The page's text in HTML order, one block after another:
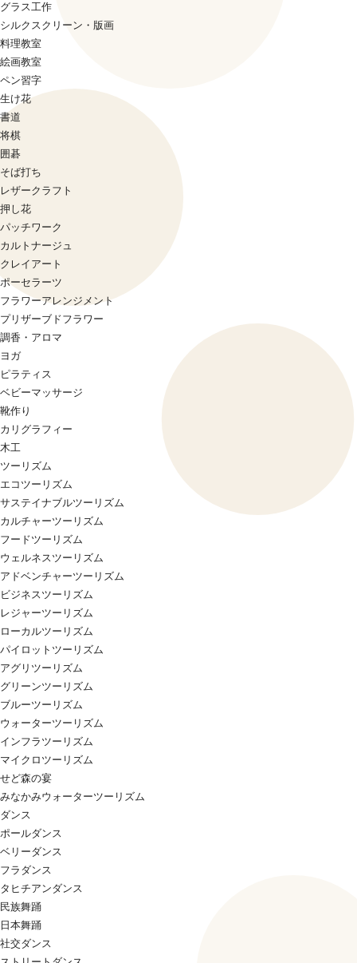
グラス工作
シルクスクリーン・版画
料理教室
絵画教室
ペン習字
生け花
書道
将棋
囲碁
そば打ち
レザークラフト
押し花
パッチワーク
カルトナージュ
クレイアート
ポーセラーツ
フラワーアレンジメント
プリザーブドフラワー
調香・アロマ
ヨガ
ピラティス
ベビーマッサージ
靴作り
カリグラフィー
木工
ツーリズム
エコツーリズム
サステイナブルツーリズム
カルチャーツーリズム
フードツーリズム
ウェルネスツーリズム
アドベンチャーツーリズム
ビジネスツーリズム
レジャーツーリズム
ローカルツーリズム
パイロットツーリズム
アグリツーリズム
グリーンツーリズム
ブルーツーリズム
ウォーターツーリズム
インフラツーリズム
マイクロツーリズム
せど森の宴
みなかみウォーターツーリズム
ダンス
ポールダンス
ベリーダンス
フラダンス
タヒチアンダンス
民族舞踊
日本舞踊
社交ダンス